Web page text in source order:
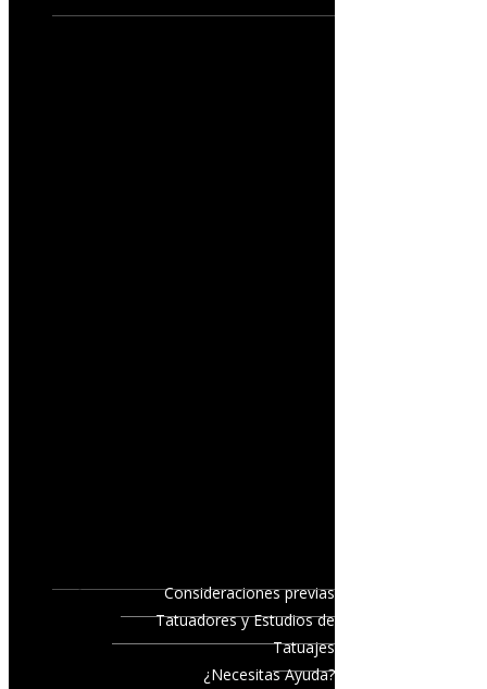
Consideraciones previas
Tatuadores y Estudios de
Tatuajes
¿Necesitas Ayuda?